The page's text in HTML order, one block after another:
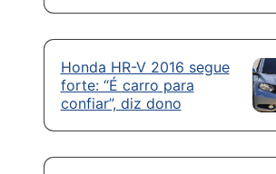
Honda HR-V 2016 segue
forte: “É carro para
confiar”, diz dono